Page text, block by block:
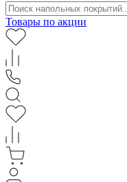
Товары по акции